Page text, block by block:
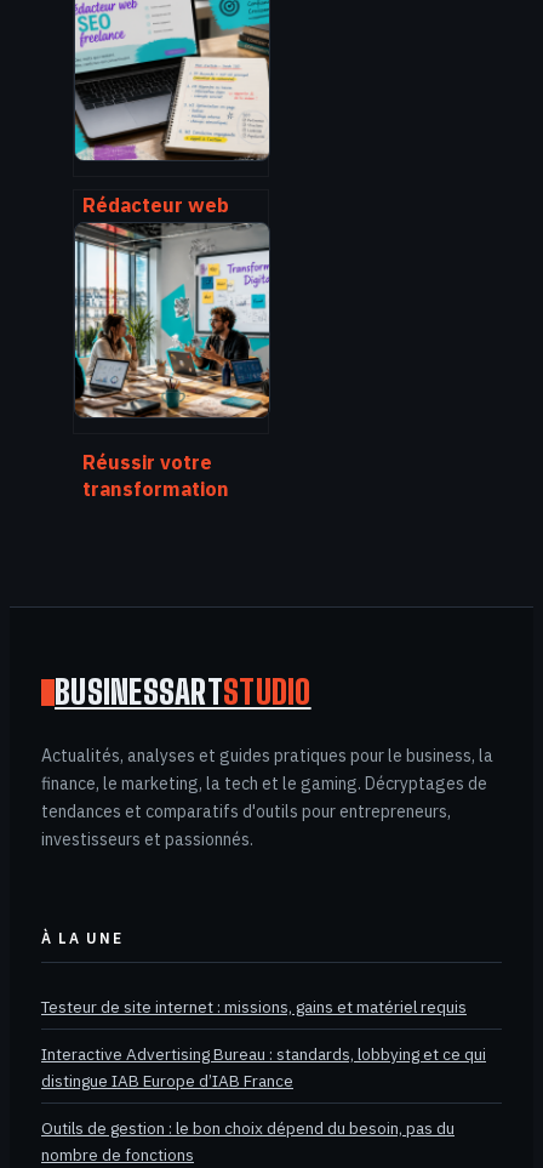
d’ingénierie pour
dominer les
résultats de
recherche
Rédacteur web
SEO freelance : 4
critères pour
booster votre
trafic sans
gaspiller votre
budget
Réussir votre
transformation
BUSINESSARTSTUDIO
Actualités, analyses et guides pratiques pour le business, la
finance, le marketing, la tech et le gaming. Décryptages de
tendances et comparatifs d'outils pour entrepreneurs,
investisseurs et passionnés.
À LA UNE
Testeur de site internet : missions, gains et matériel requis
Interactive Advertising Bureau : standards, lobbying et ce qui
distingue IAB Europe d’IAB France
Outils de gestion : le bon choix dépend du besoin, pas du
nombre de fonctions